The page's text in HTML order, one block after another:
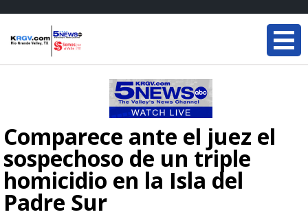
Comparece ante el juez el
sospechoso de un triple
homicidio en la Isla del
Padre Sur